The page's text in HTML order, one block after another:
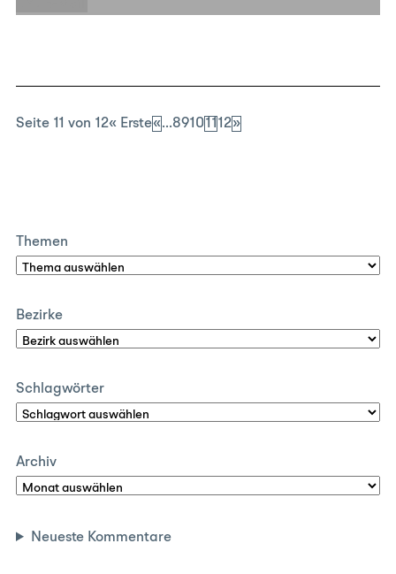
Seite 11 von 12« Erste«...891011 12»
Themen
Bezirke
Schlagwörter
Archiv
Neueste Kommentare